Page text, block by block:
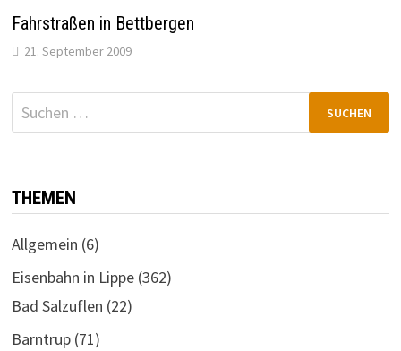
Fahrstraßen in Bettbergen
21. September 2009
Suchen
nach:
THEMEN
Allgemein (6)
Eisenbahn in Lippe(362)
Bad Salzuflen (22)
Barntrup(71)